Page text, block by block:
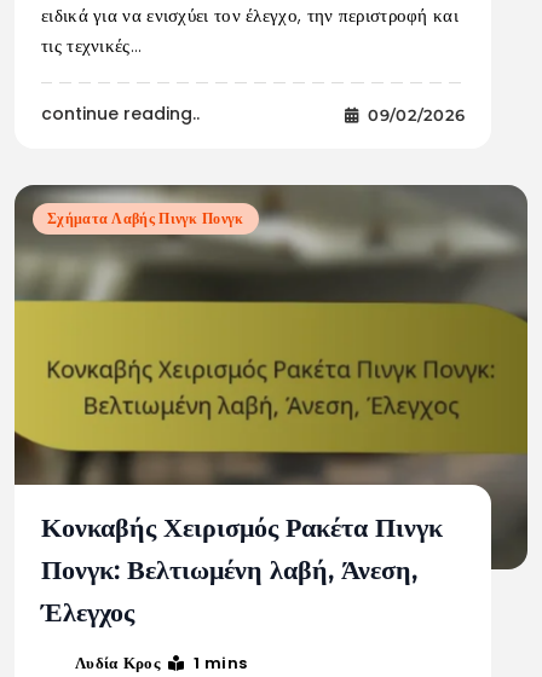
ειδικά για να ενισχύει τον έλεγχο, την περιστροφή και
τις τεχνικές…
continue reading.. 09/02/2026
Σχήματα Λαβής Πινγκ Πονγκ
Κονκαβής Χειρισμός Ρακέτα Πινγκ
Πονγκ: Βελτιωμένη λαβή, Άνεση,
Έλεγχος
Λυδία Κρος 1 mins